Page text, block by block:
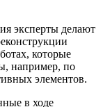
эксперты делают
которые
например, по
элементов.
в ходе